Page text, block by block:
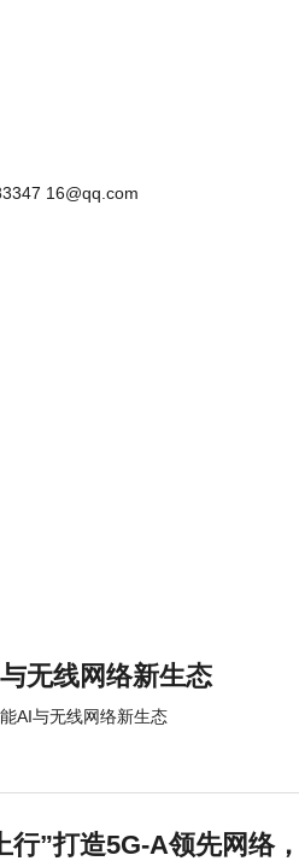
16@qq.com
无线网络新生态
AI与无线网络新生态
”打造5G-A领先网络，